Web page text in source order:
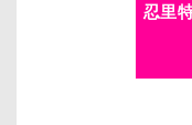
忍里